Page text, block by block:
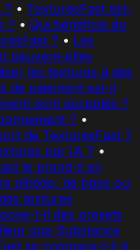
? • TexturesFast est-
? • Qui bénéficie du
? • Les
peuvent-elles
les textures à des
de paiement est-il
sont acceptés ?
? •
de TexturesFast ?
par IA ? •
le prend-il en
albédo, de base ou
textures
t-il des presets
que Substance
se compare-t-il à